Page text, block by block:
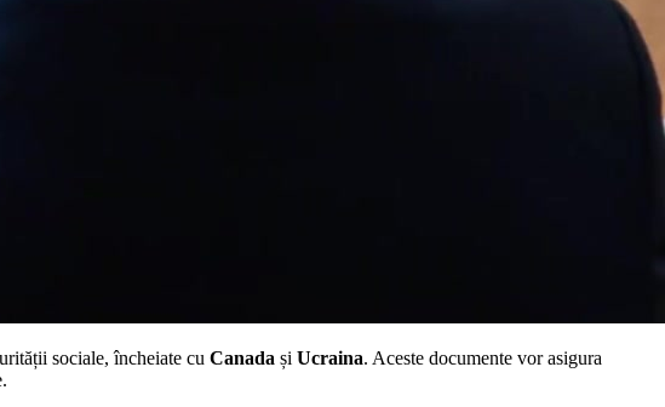
sociale, încheiate cu Canada și Ucraina. Aceste documente vor asigura